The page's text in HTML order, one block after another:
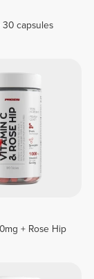
capsules
+ Rose Hip